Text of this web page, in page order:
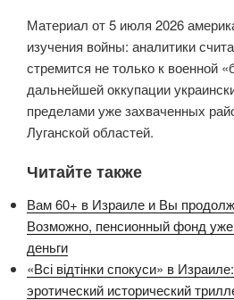
Материал от 5 июля 2026
изучения войны: аналитики
стремится не только к военной
дальнейшей оккупации
пределами уже захваченных
Луганской областей.
Читайте также
Вам 60+ в Израиле и Вы
Возможно, пенсионный фонд
деньги
«Всі відтінки спокуси» в
эротический исторический